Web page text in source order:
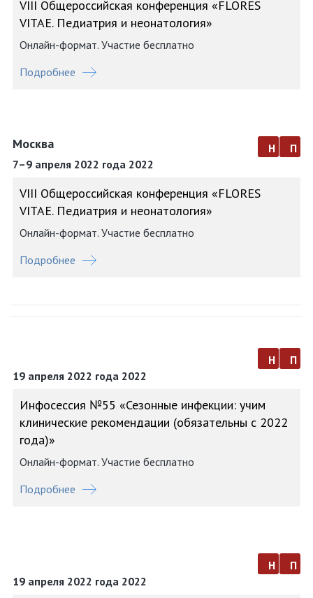
VIII Общероссийская конференция «FLORES
VITAE. Педиатрия и неонатология»
Онлайн-формат. Участие бесплатно
Подробнее
Москва
7–9 апреля 2022 года 2022
н п
VIII Общероссийская конференция «FLORES
VITAE. Педиатрия и неонатология»
Онлайн-формат. Участие бесплатно
Подробнее
19 апреля 2022 года 2022
н п
Инфосессия №55 «Сезонные инфекции: учим
клинические рекомендации (обязательны с 2022
года)»
Онлайн-формат. Участие бесплатно
Подробнее
19 апреля 2022 года 2022
н п